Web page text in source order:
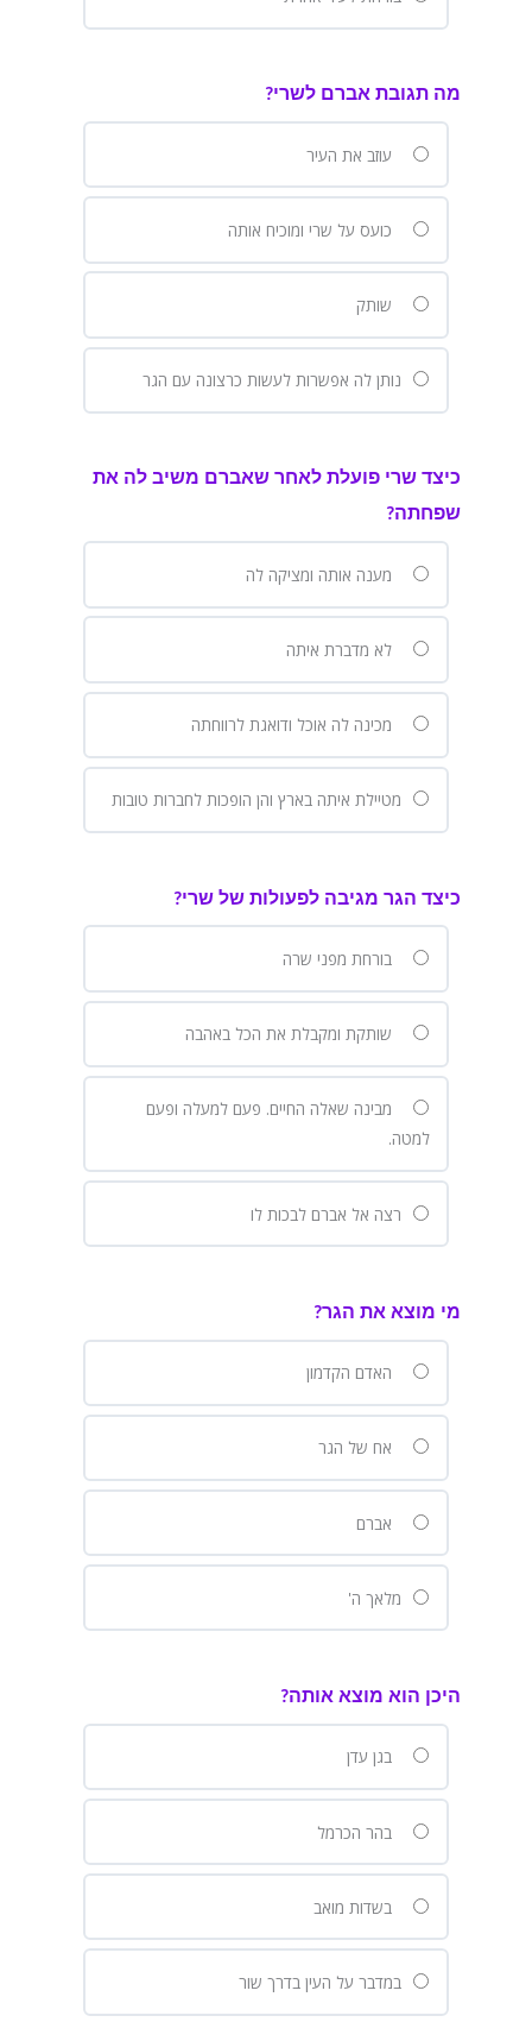
מה תגובת אברם לשרי?
עוזב את העיר
כועס על שרי ומוכיח אותה
שותק
נותן לה אפשרות לעשות כרצונה עם הגר
כיצד שרי פועלת לאחר שאברם משיב לה את
שפחתה?
מענה אותה ומציקה לה
לא מדברת איתה
מכינה לה אוכל ודואגת לרווחתה
מטיילת איתה בארץ והן הופכות לחברות טובות
כיצד הגר מגיבה לפעולות של שרי?
בורחת מפני שרה
שותקת ומקבלת את הכל באהבה
מבינה שאלה החיים. פעם למעלה ופעם
למטה.
רצה אל אברם לבכות לו
מי מוצא את הגר?
האדם הקדמון
אח של הגר
אברם
מלאך ה'
היכן הוא מוצא אותה?
בגן עדן
בהר הכרמל
בשדות מואב
במדבר על העין בדרך שור